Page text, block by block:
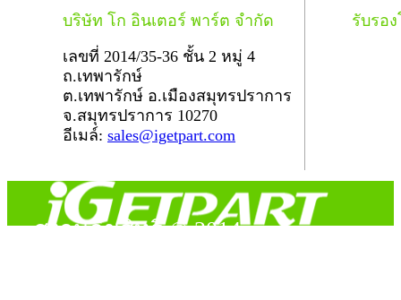
บริษัท โก อินเตอร์ พาร์ต จำกัด
เลขที่ 2014/35-36 ชั้น 2 หมู่ 4
ถ.เทพารักษ์
ต.เทพารักษ์ อ.เมืองสมุทรปราการ
จ.สมุทรปราการ 10270
อีเมล์: sales@igetpart.com
รับรอ
สงวนลิขสิทธิ์ © 2014